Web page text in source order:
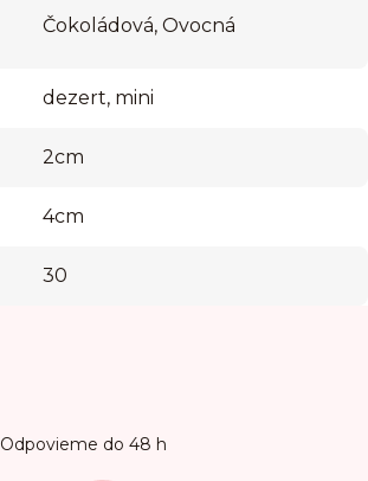
Čokoládová, Ovocná
dezert, mini
2cm
4cm
30
Odpovieme do 48 h